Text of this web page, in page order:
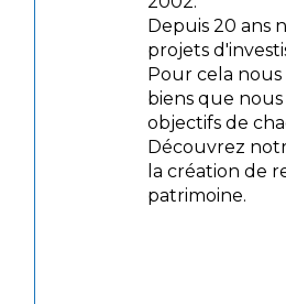
Depuis 20 ans
projets
Pour cela
biens que
objectifs de
Découvrez
la création de
patrimoine.